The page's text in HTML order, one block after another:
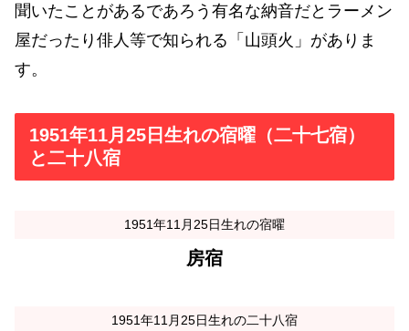
聞いたことがあるであろう有名な納音だとラーメン
屋だったり俳人等で知られる「山頭火」がありま
す。
1951年11月25日生れの宿曜（二十七宿）
と二十八宿
1951年11月25日生れの宿曜
房宿
1951年11月25日生れの二十八宿